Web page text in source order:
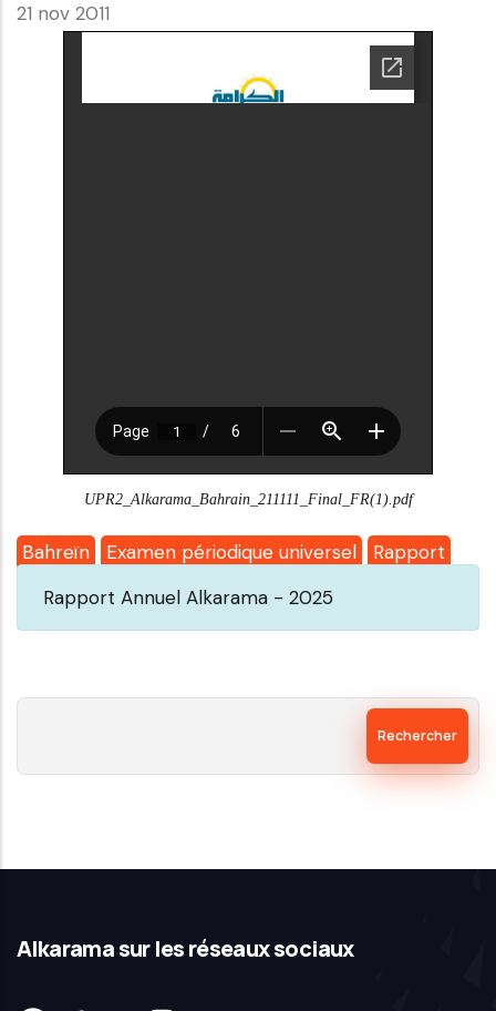
21 nov 2011
UPR2_Alkarama_Bahrain_211111_Final_FR(1).pdf
Bahreïn Examen périodique universel
Rapport
Rapport Annuel Alkarama - 2025
Alkarama sur les réseaux sociaux